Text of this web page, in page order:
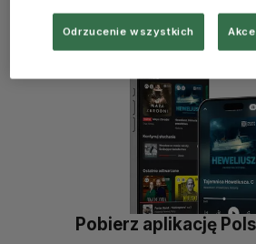
Pobierz aplikację
Odrzucenie wszystkich